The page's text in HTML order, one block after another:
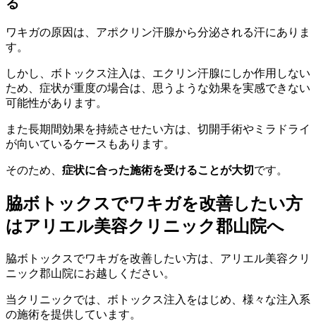
る
ワキガの原因は、アポクリン汗腺から分泌される汗にありま
す。
しかし、ボトックス注入は、エクリン汗腺にしか作用しない
ため、症状が重度の場合は、思うような効果を実感できない
可能性があります。
また長期間効果を持続させたい方は、切開手術やミラドライ
が向いているケースもあります。
そのため、 症状に合った施術を受けることが大切です。
脇ボトックスでワキガを改善したい方
はアリエル美容クリニック郡山院へ
脇ボトックスでワキガを改善したい方は、アリエル美容クリ
ニック郡山院にお越しください。
当クリニックでは、ボトックス注入をはじめ、様々な注入系
の施術を提供しています。